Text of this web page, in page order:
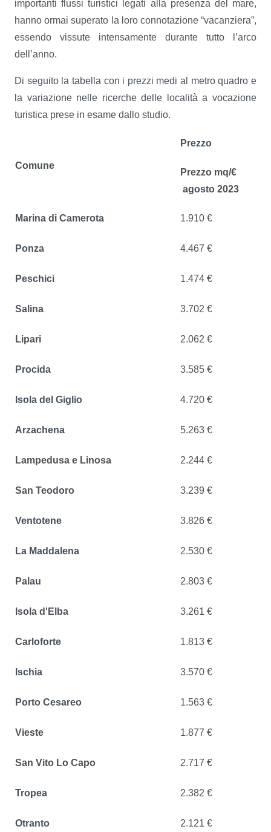
importanti flussi turistici legati alla presenza del mare,
hanno ormai superato la loro connotazione “vacanziera”,
essendo vissute intensamente durante tutto l’arco
dell’anno.
Di seguito la tabella con i prezzi medi al metro quadro e
la variazione nelle ricerche delle località a vocazione
turistica prese in esame dallo studio.
Comune
Prezzo
Prezzo mq/€
agosto 2023
Marina di Camerota 1.910 €
Ponza 4.467 €
Peschici 1.474 €
Salina 3.702 €
Lipari 2.062 €
Procida 3.585 €
Isola del Giglio 4.720 €
Arzachena 5.263 €
Lampedusa e Linosa 2.244 €
San Teodoro 3.239 €
Ventotene 3.826 €
La Maddalena 2.530 €
Palau 2.803 €
Isola d'Elba 3.261 €
Carloforte 1.813 €
Ischia 3.570 €
Porto Cesareo 1.563 €
Vieste 1.877 €
San Vito Lo Capo 2.717 €
Tropea 2.382 €
Otranto 2.121 €